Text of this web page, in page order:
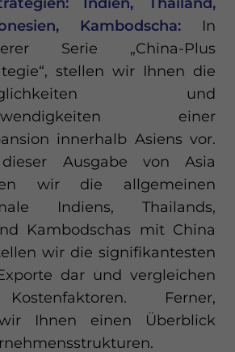
Kambodscha: In
Serie „China-Plus
stellen wir Ihnen die
und
einer
innerhalb Asiens vor.
Ausgabe von Asia
wir die allgemeinen
Indiens, Thailands,
Kambodschas mit China
wir die signifikantesten
dar und vergleichen
Ferner,
Ihnen einen Überblick